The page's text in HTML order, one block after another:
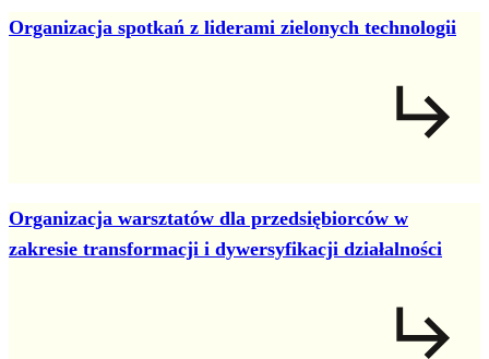
Organizacja spotkań z liderami zielonych technologii
Organizacja warsztatów dla przedsiębiorców w
zakresie transformacji i dywersyfikacji działalności